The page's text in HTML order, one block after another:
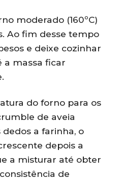
moderado (160ºC)
Ao fim desse tempo
e deixe cozinhar
a massa ficar
do forno para os
de aveia
a farinha, o
depois a
a misturar até obter
de